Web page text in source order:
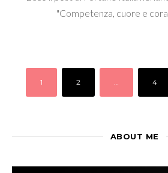
"Competenza, cuore e
1 2 … 4
ABOUT ME